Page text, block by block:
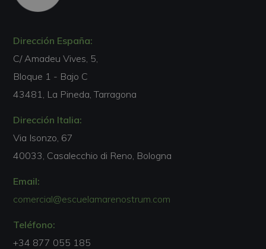
Dirección España:
C/ Amadeu Vives, 5,
Bloque 1 - Bajo C
43481, La Pineda, Tarragona
Dirección Italia:
Via Isonzo, 67
40033, Casalecchio di Reno, Bologna
Email:
comercial@escuelamarenostrum.com
Teléfono:
+34 877 055 185